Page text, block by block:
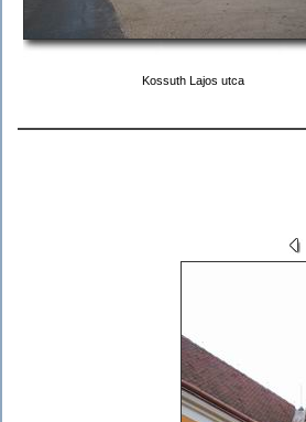
Kossuth Lajos utca